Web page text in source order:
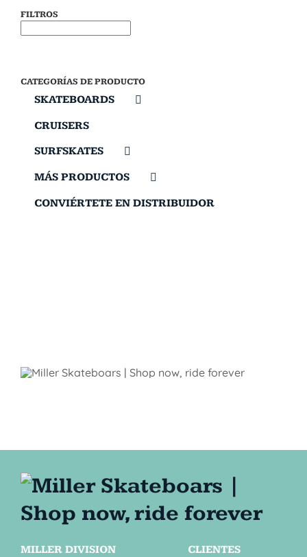
FILTROS
CATEGORÍAS DE PRODUCTO
SKATEBOARDS
CRUISERS
SURFSKATES
MÁS PRODUCTOS
CONVIÉRTETE EN DISTRIBUIDOR
MILLER DIVISION
CLIENTES